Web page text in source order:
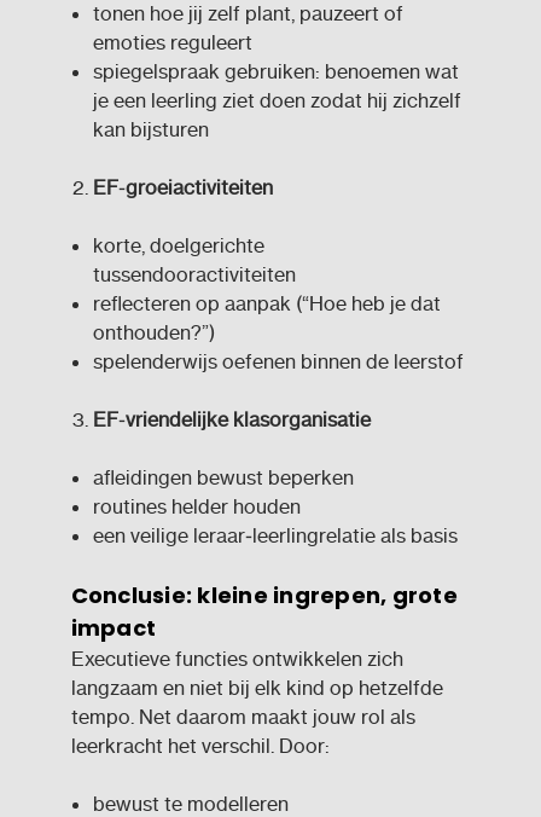
tonen hoe jij zelf plant, pauzeert of
emoties reguleert
spiegelspraak gebruiken: benoemen wat
je een leerling ziet doen zodat hij zichzelf
kan bijsturen
EF‑groeiactiviteiten
korte, doelgerichte
tussendooractiviteiten
reflecteren op aanpak (“Hoe heb je dat
onthouden?”)
spelenderwijs oefenen binnen de leerstof
EF‑vriendelijke klasorganisatie
afleidingen bewust beperken
routines helder houden
een veilige leraar‑leerlingrelatie als basis
Conclusie: kleine ingrepen, grote
impact
Executieve functies ontwikkelen zich
langzaam en niet bij elk kind op hetzelfde
tempo. Net daarom maakt jouw rol als
leerkracht het verschil. Door:
bewust te modelleren